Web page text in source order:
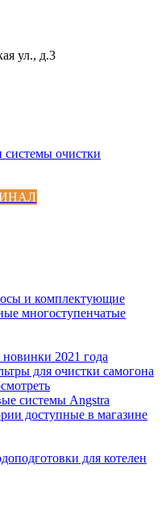
ул., д.3
очистки
и комплектующие
многоступенчатые
новинки 2021 года
для очистки самогона
системы Angstra
доступные в магазине
для котелен